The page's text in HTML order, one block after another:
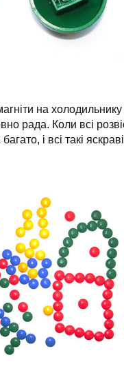
на холодильнику
рада. Коли всі
і всі такі